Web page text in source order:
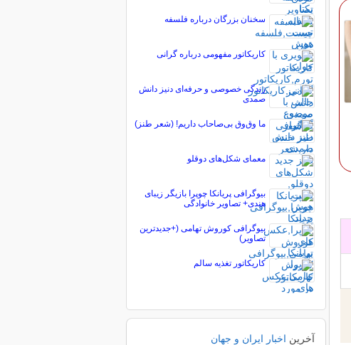
سخنان بزرگان درباره فلسفه
کاریکاتور مفهومی درباره گرانی
زندگی خصوصی و حرفه‌ای دنیز دانش
صمدی
ما وق‌وق بی‌صاحاب داریم! (شعر طنز)
معمای شکل‌های دوقلو
بیوگرافی پریانکا چوپرا بازیگر زیبای
هندی+ تصاویر خانوادگی
بیوگرافی کوروش تهامی (+جدیدترین
تصاویر)
کاریکاتور تغذیه سالم
آخرین اخبار ایران و جهان